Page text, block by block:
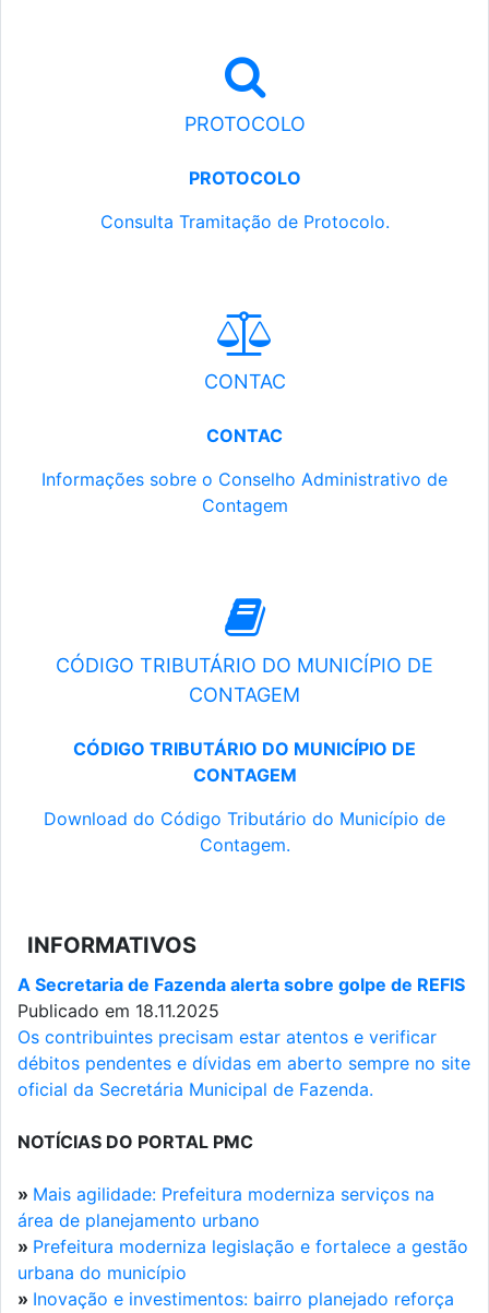
PROTOCOLO
PROTOCOLO
Consulta Tramitação de Protocolo.
CONTAC
CONTAC
Informações sobre o Conselho Administrativo de
Contagem
CÓDIGO TRIBUTÁRIO DO MUNICÍPIO DE
CONTAGEM
CÓDIGO TRIBUTÁRIO DO MUNICÍPIO DE
CONTAGEM
Download do Código Tributário do Município de
Contagem.
INFORMATIVOS
A Secretaria de Fazenda alerta sobre golpe de REFIS
Publicado em 18.11.2025
Os contribuintes precisam estar atentos e verificar
débitos pendentes e dívidas em aberto sempre no site
oficial da Secretária Municipal de Fazenda.
NOTÍCIAS DO PORTAL PMC
» Mais agilidade: Prefeitura moderniza serviços na
área de planejamento urbano
» Prefeitura moderniza legislação e fortalece a gestão
urbana do município
» Inovação e investimentos: bairro planejado reforça